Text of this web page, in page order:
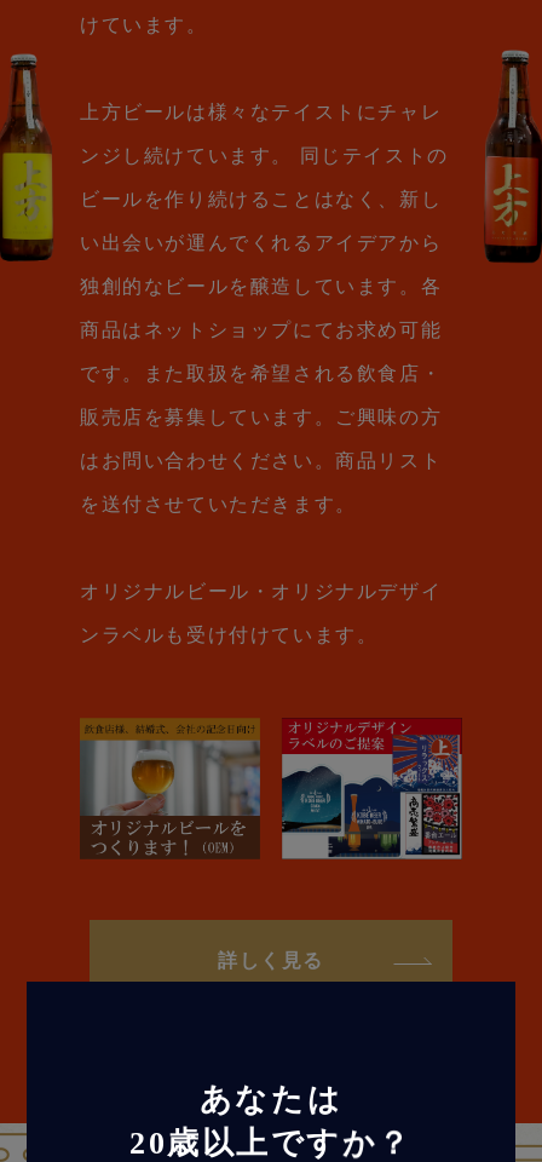
けています。
上方ビールは様々なテイストにチャレ
ンジし続けています。 同じテイストの
ビールを作り続けることはなく、新し
い出会いが運んでくれるアイデアから
独創的なビールを醸造しています。各
商品はネットショップにてお求め可能
です。また取扱を希望される飲食店・
販売店を募集しています。ご興味の方
はお問い合わせください。商品リスト
を送付させていただきます。
オリジナルビール・オリジナルデザイ
ンラベルも受け付けています。
詳しく見る
あなたは
20歳以上ですか？